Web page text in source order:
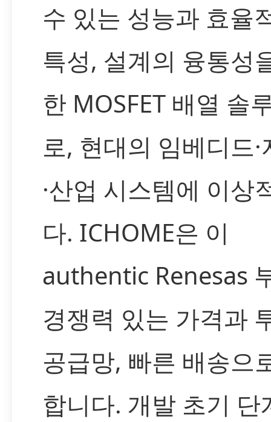
수 있는 성능과 효율
특성, 설계의 융통성
한 MOSFET 배열 솔
로, 현대의 임베디드
·산업 시스템에 이상
다. ICHOME은 이
authentic Renesas
경쟁력 있는 가격과
공급망, 빠른 배송으
합니다. 개발 초기 단